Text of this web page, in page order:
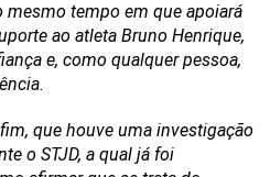
mesmo tempo em que apoiará
ao atleta Bruno Henrique,
e, como qualquer pessoa,
que houve uma investigação
o STJD, a qual já foi